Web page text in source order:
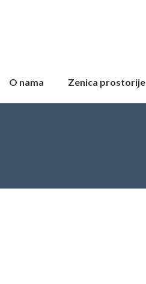
O nama Zenica prostorije